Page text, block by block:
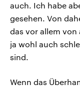
auch. Ich habe
gesehen. Von
das vor allem
ja wohl auch
sind.
Wenn das